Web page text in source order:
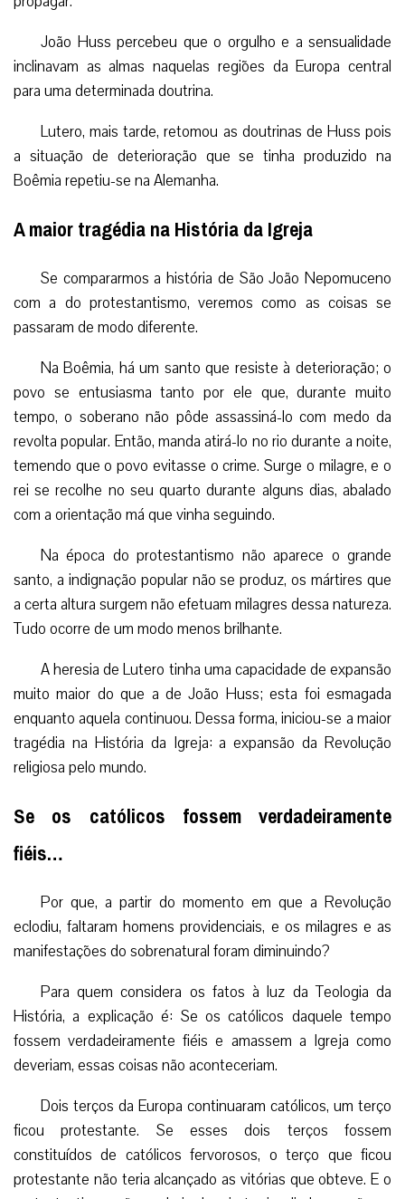
João Huss percebeu que o orgulho e a sensualidade
inclinavam as almas naquelas regiões da Europa central
para uma determinada doutrina.
Lutero, mais tarde, retomou as doutrinas de Huss pois
a situação de deterioração que se tinha produzido na
Boêmia repetiu-se na Alemanha.
A maior tragédia na História da Igreja
Se compararmos a história de São João Nepomuceno
com a do protestantismo, veremos como as coisas se
passaram de modo diferente.
Na Boêmia, há um santo que resiste à deterioração; o
povo se entusiasma tanto por ele que, durante muito
tempo, o soberano não pôde assassiná-lo com medo da
revolta popular. Então, manda atirá-lo no rio durante a noite,
temendo que o povo evitasse o crime. Surge o milagre, e o
rei se recolhe no seu quarto durante alguns dias, abalado
com a orientação má que vinha seguindo.
Na época do protestantismo não aparece o grande
santo, a indignação popular não se produz, os mártires que
a certa altura surgem não efetuam milagres dessa natureza.
Tudo ocorre de um modo menos brilhante.
A heresia de Lutero tinha uma capacidade de expansão
muito maior do que a de João Huss; esta foi esmagada
enquanto aquela continuou. Dessa forma, iniciou-se a maior
tragédia na História da Igreja: a expansão da Revolução
religiosa pelo mundo.
Se os católicos fossem verdadeiramente
fiéis…
Por que, a partir do momento em que a Revolução
eclodiu, faltaram homens providenciais, e os milagres e as
manifestações do sobrenatural foram diminuindo?
Para quem considera os fatos à luz da Teologia da
História, a explicação é: Se os católicos daquele tempo
fossem verdadeiramente fiéis e amassem a Igreja como
deveriam, essas coisas não aconteceriam.
Dois terços da Europa continuaram católicos, um terço
ficou protestante. Se esses dois terços fossem
constituídos de católicos fervorosos, o terço que ficou
protestante não teria alcançado as vitórias que obteve. E o